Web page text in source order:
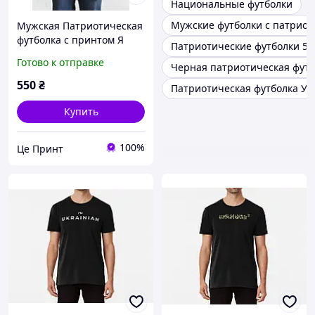
Мужская Патриотическая
футболка с принтом Я
пишаюсь Герб України
Тризуб
Готово к отправке
550₴
Купить
Це Принт 100%
Национальные футболки
Мужские футболки с
Патриотические футболки 5xl
Черная патриотическая
Патриотическая футболка